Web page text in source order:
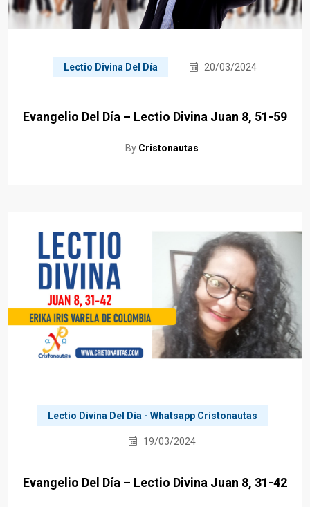
Lectio Divina Del Día 20/03/2024
Evangelio Del Día – Lectio Divina Juan 8, 51-59
By Cristonautas
Lectio Divina Del Día - Whatsapp Cristonautas
19/03/2024
Evangelio Del Día – Lectio Divina Juan 8, 31-42